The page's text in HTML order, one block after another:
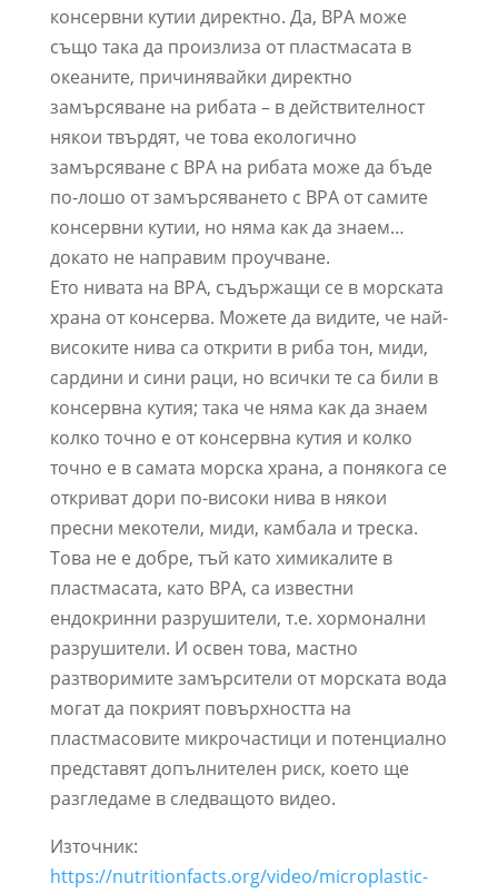
консервни кутии директно. Да, BPA може
също така да произлиза от пластмасата в
океаните, причинявайки директно
замърсяване на рибата – в действителност
някои твърдят, че това екологично
замърсяване с BPA на рибата може да бъде
по-лошо от замърсяването с BPA от самите
консервни кутии, но няма как да знаем…
докато не направим проучване.
Ето нивата на BPA, съдържащи се в морската
храна от консерва. Можете да видите, че най-
високите нива са открити в риба тон, миди,
сардини и сини раци, но всички те са били в
консервна кутия; така че няма как да знаем
колко точно е от консервна кутия и колко
точно е в самата морска храна, а понякога се
откриват дори по-високи нива в някои
пресни мекотели, миди, камбала и треска.
Това не е добре, тъй като химикалите в
пластмасата, като BPA, са известни
ендокринни разрушители, т.е. хормонални
разрушители. И освен това, мастно
разтворимите замърсители от морската вода
могат да покрият повърхността на
пластмасовите микрочастици и потенциално
представят допълнителен риск, което ще
разгледаме в следващото видео.
Източник:
https://nutritionfacts.org/video/microplastic-